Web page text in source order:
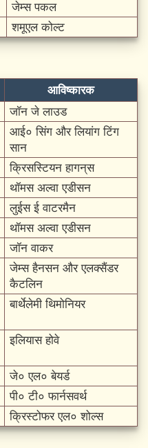
जेम्स पकल
शमूएल कोल्ट
आविष्कारक
जॉन जे लाउड
आई० सिंग और लियांग टिंग
सान
क्रिसस्टियन हागन्‌स
थॉमस अल्वा एडीसन
लुईस ई वाटरमैन
थॉमस अल्वा एडीसन
जॉन वाकर
जेम्स हैनसन और एलक्सैंडर
कैटलिन
बार्थेलेमी थिमोनियर
इलियास होवे
जे० एल० बेयर्ड
पी० टी० फार्नसवर्थ
क्रिस्टोफर एल० शोल्स